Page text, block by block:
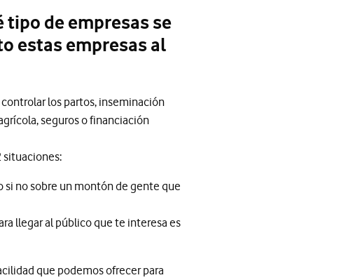
tipo de empresas se
estas empresas al
los partos, inseminación
seguros o financiación
situaciones:
si no sobre un montón de gente que
llegar al público que te interesa es
que podemos ofrecer para